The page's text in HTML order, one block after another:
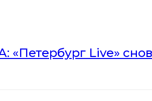
«Петербург Live»